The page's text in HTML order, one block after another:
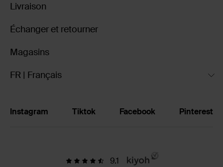
Livraison
Échanger et retourner
Magasins
FR | Français
Instagram Tiktok Facebook Pinterest
9.1